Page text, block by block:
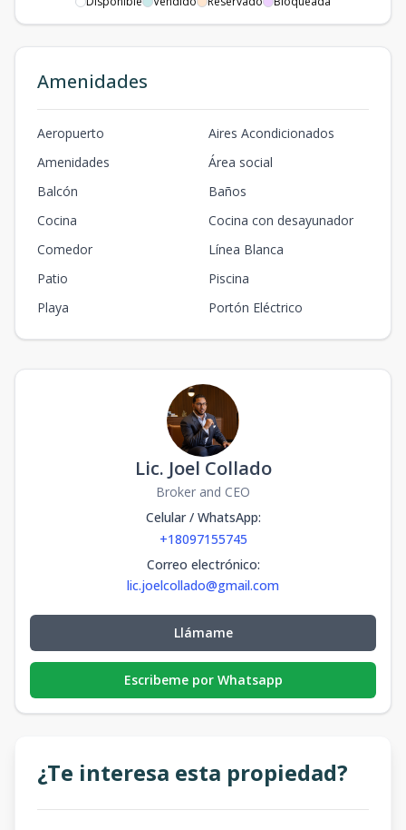
Amenidades
Aeropuerto
Aires Acondicionados
Amenidades
Área social
Balcón
Baños
Cocina
Cocina con desayunador
Comedor
Línea Blanca
Patio
Piscina
Playa
Portón Eléctrico
Lic. Joel Collado
Broker and CEO
Celular / WhatsApp:
+18097155745
Correo electrónico:
lic.joelcollado@gmail.com
Llámame
Escribeme por Whatsapp
¿Te interesa esta propiedad?